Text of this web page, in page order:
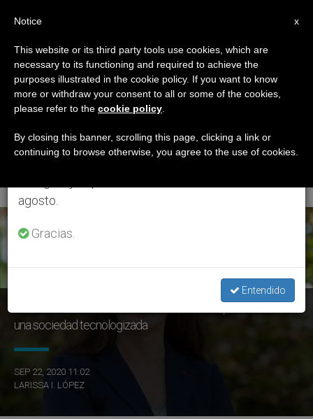
ETIQUETA
Posts Tagged
‘Facultad De
Comunicación’
ÚLTIMAS NOTICIAS
Entrevista a Charo Sádaba: Conectar con las personas en
una sociedad tecnologizada
SEP 22, 2020 11:02
LARISSA I. LÓPEZ
×
Aviso importante
Del 27 de julio al 7 de agosto haremos la pausa
anual, aprovechando que en el periodo de verano
se generan menos informaciones y también el
agosto.
Gracias.
Entendido
x
Notice
This website or its third party tools use cookies, which are
necessary to its functioning and required to achieve the
purposes illustrated in the cookie policy. If you want to know
more or withdraw your consent to all or some of the cookies,
please refer to the cookie policy
By closing this banner, scrolling this page, clicking a link or
continuing to browse otherwise, you agree to the use of cookies.